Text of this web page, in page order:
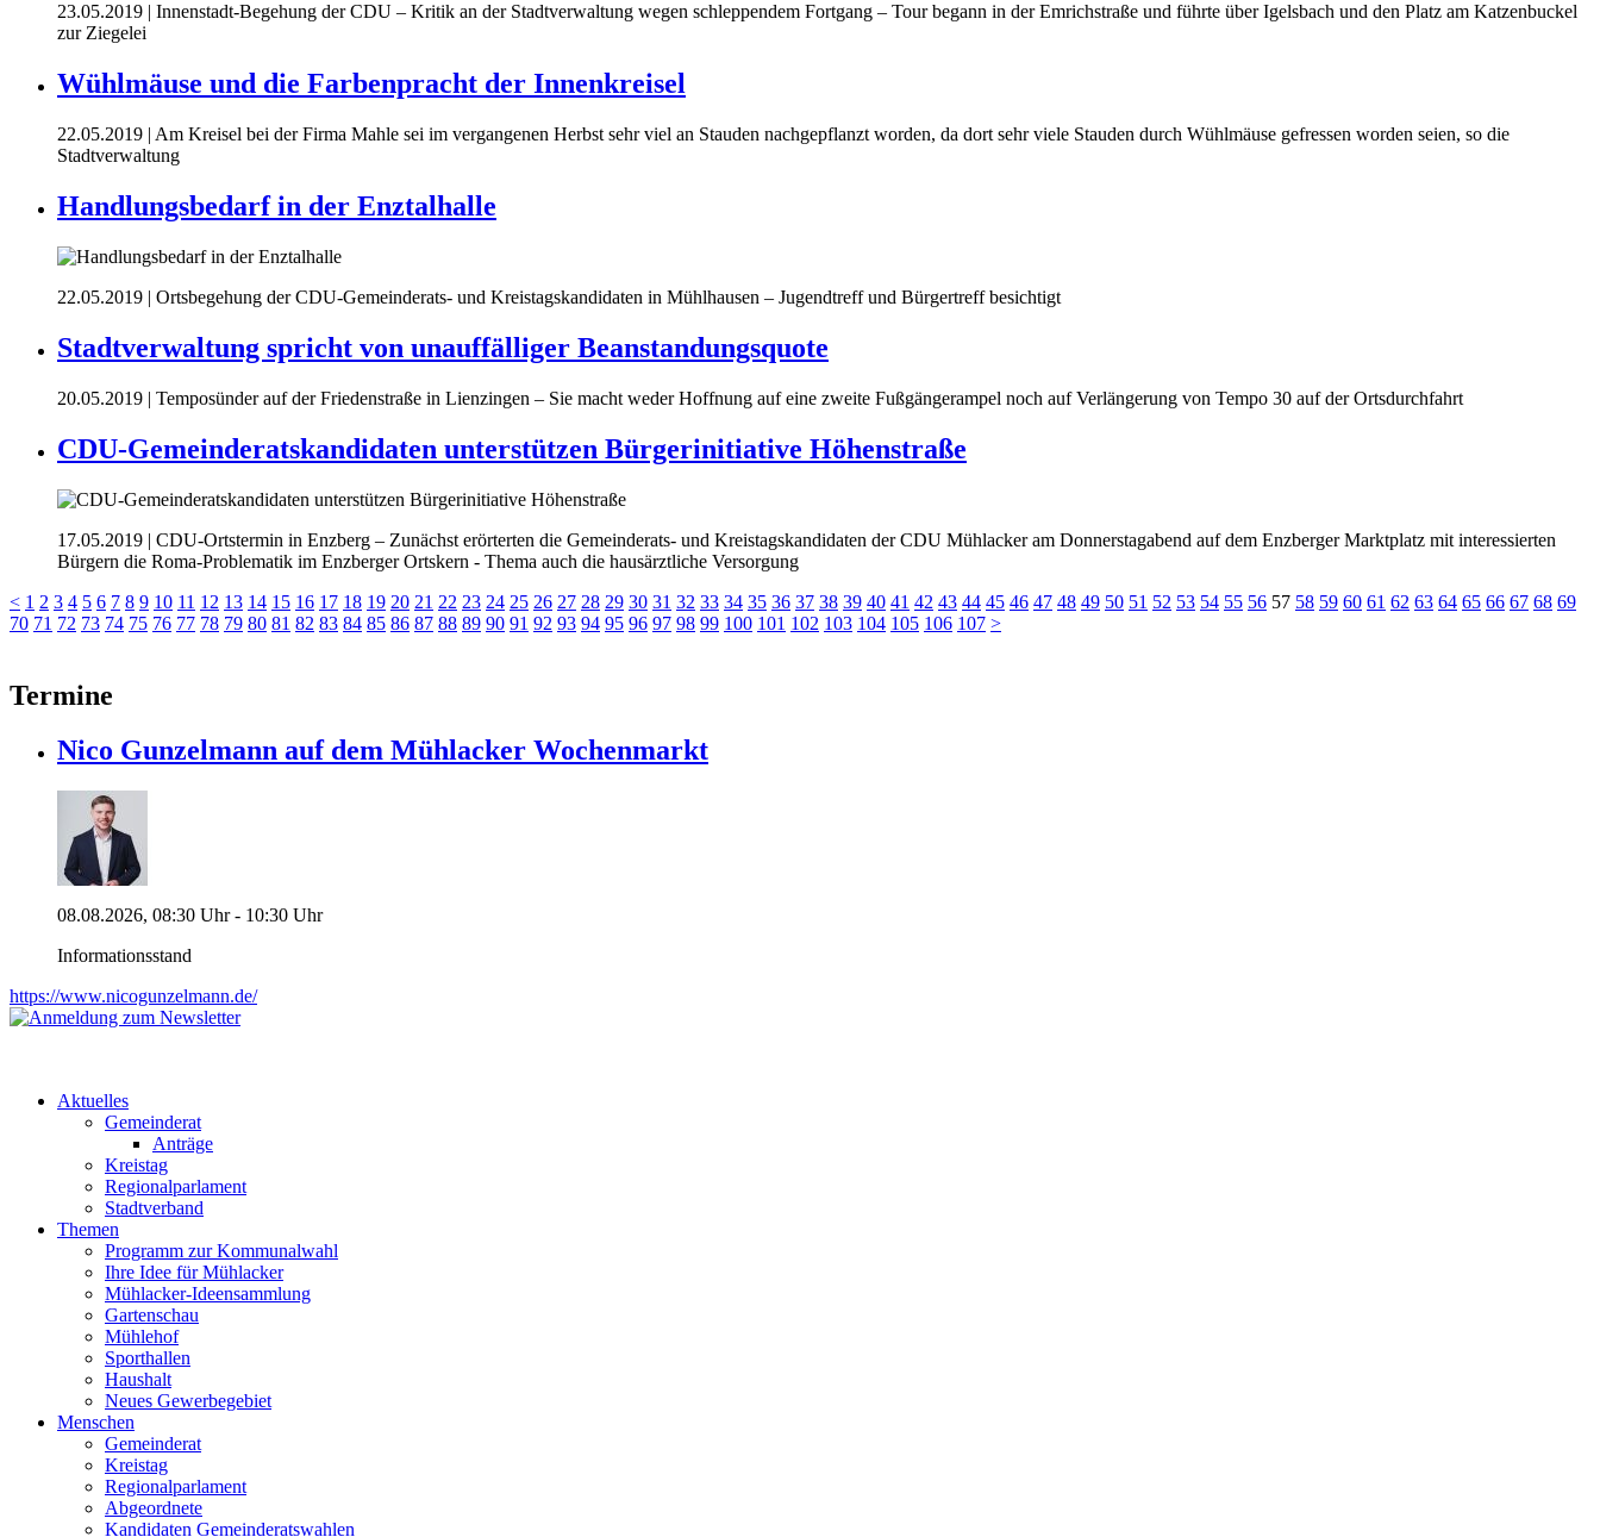
23.05.2019 | Innenstadt-Begehung der CDU – Kritik an der Stadtverwaltung wegen schleppendem Fortgang – Tour begann in der Emrichstraße und führte über Igelsbach und den Platz am Katzenbuckel
zur Ziegelei
Wühlmäuse und die Farbenpracht der Innenkreisel
22.05.2019 | Am Kreisel bei der Firma Mahle sei im vergangenen Herbst sehr viel an Stauden nachgepflanzt worden, da dort sehr viele Stauden durch Wühlmäuse gefressen worden seien, so die
Stadtverwaltung
Handlungsbedarf in der Enztalhalle
22.05.2019 | Ortsbegehung der CDU-Gemeinderats- und Kreistagskandidaten in Mühlhausen – Jugendtreff und Bürgertreff besichtigt
Stadtverwaltung spricht von unauffälliger Beanstandungsquote
20.05.2019 | Temposünder auf der Friedenstraße in Lienzingen – Sie macht weder Hoffnung auf eine zweite Fußgängerampel noch auf Verlängerung von Tempo 30 auf der Ortsdurchfahrt
CDU-Gemeinderatskandidaten unterstützen Bürgerinitiative Höhenstraße
17.05.2019 | CDU-Ortstermin in Enzberg – Zunächst erörterten die Gemeinderats- und Kreistagskandidaten der CDU Mühlacker am Donnerstagabend auf dem Enzberger Marktplatz mit interessierten
Bürgern die Roma-Problematik im Enzberger Ortskern - Thema auch die hausärztliche Versorgung
< 1 2 3 4 5 6 7 8 9 10 11 12 13 14 15 16 17 18 19 20 21 22 23 24 25 26 27 28 29 30 31 32 33 34 35 36 37 38 39 40 41 42 43 44 45 46 47 48 49 50 51 52 53 54 55 56 57 58 59 60 61 62 63 64 65 66 67 68 69
70 71 72 73 74 75 76 77 78 79 80 81 82 83 84 85 86 87 88 89 90 91 92 93 94 95 96 97 98 99 100 101 102 103 104 105 106 107 >
Termine
Nico Gunzelmann auf dem Mühlacker Wochenmarkt
08.08.2026, 08:30 Uhr - 10:30 Uhr
Informationsstand
https://www.nicogunzelmann.de/
Aktuelles
Gemeinderat
Anträge
Kreistag
Regionalparlament
Stadtverband
Themen
Programm zur Kommunalwahl
Ihre Idee für Mühlacker
Mühlacker-Ideensammlung
Gartenschau
Mühlehof
Sporthallen
Haushalt
Neues Gewerbegebiet
Menschen
Gemeinderat
Kreistag
Regionalparlament
Abgeordnete
Kandidaten Gemeinderatswahlen